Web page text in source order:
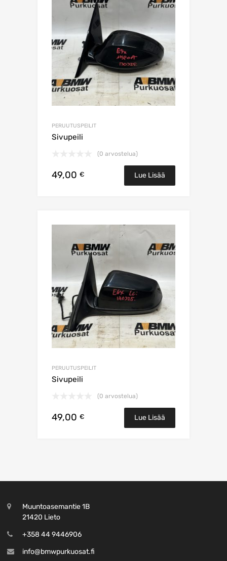
PERUUTUSPEILIT
Sivupeili
(0 arvostelua)
49,00 € Lue Lisää
PERUUTUSPEILIT
Sivupeili
(0 arvostelua)
49,00 € Lue Lisää
Muuntoasemantie 1B
21420 Lieto
+358 44 9446906
info@bmwpurkuosat.fi